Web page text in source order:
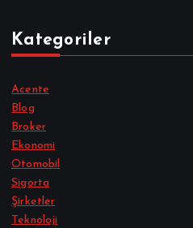
Kategoriler
Acente
Blog
Broker
Ekonomi
Otomobil
Sigorta
Şirketler
Teknoloji